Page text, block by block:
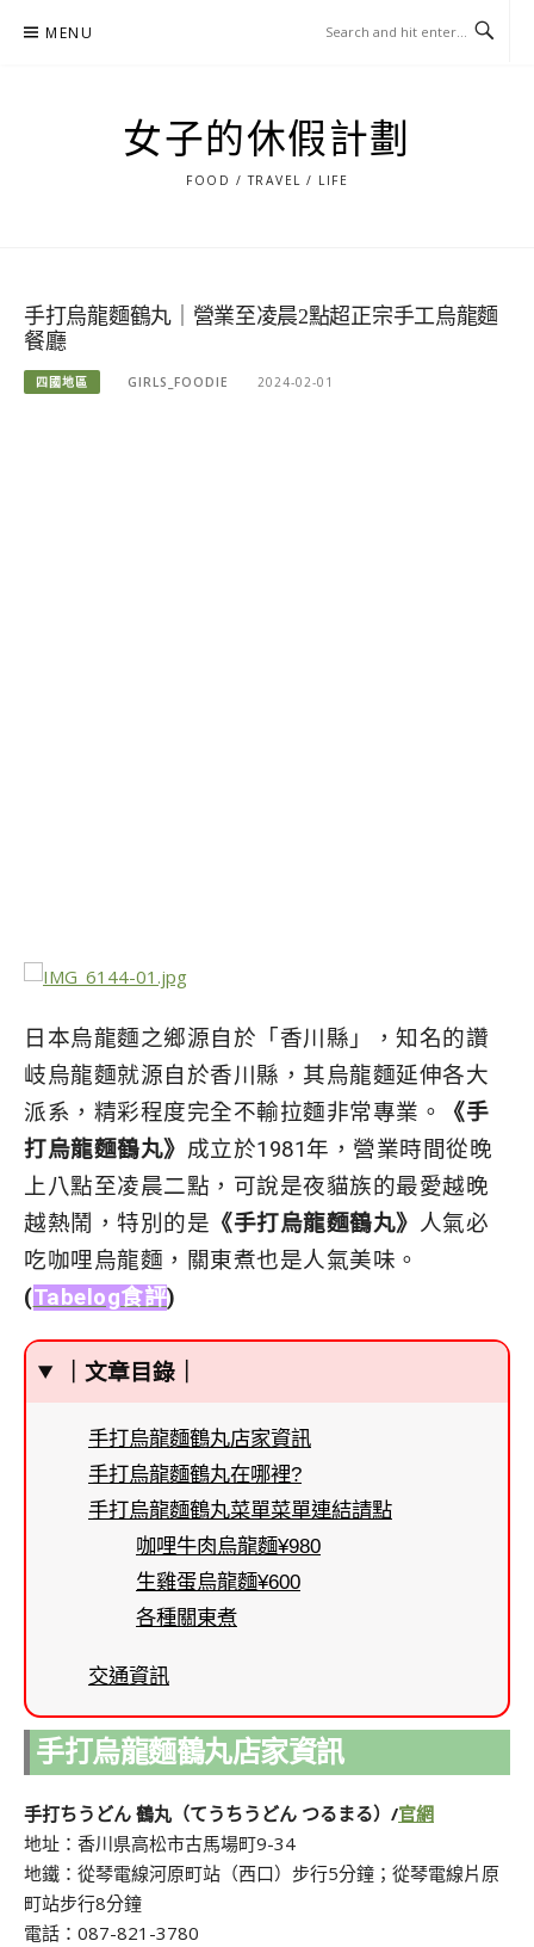
MENU
女子的休假計劃
FOOD / TRAVEL / LIFE
手打烏龍麵鶴丸｜營業至凌晨2點超正宗手工烏龍麵
餐廳
四國地區 GIRLS_FOODIE 2024-02-01
日本烏龍麵之鄉源自於「香川縣」，知名的讚
岐烏龍麵就源自於香川縣，其烏龍麵延伸各大
派系，精彩程度完全不輸拉麵非常專業。
《手
打烏龍麵鶴丸》 成立於1981年，營業時間從晚
上八點至凌晨二點，可說是夜貓族的最愛越晚
越熱鬧，特別的是 《手打烏龍麵鶴丸》 人氣必
吃咖哩烏龍麵，關東煮也是人氣美味。
(Tabelog食評)
｜文章目錄｜
手打烏龍麵鶴丸店家資訊
手打烏龍麵鶴丸在哪裡?
手打烏龍麵鶴丸菜單菜單連結請點
咖哩牛肉烏龍麵¥980
生雞蛋烏龍麵¥600
各種關東煮
交通資訊
手打烏龍麵鶴丸店家資訊
手打ちうどん 鶴丸（てうちうどん つるまる）/官網
地址：香川県高松市古馬場町9-34
地鐵：從琴電線河原町站（西口）步行5分鐘；從琴電線片原
町站步行8分鐘
電話：087-821-3780